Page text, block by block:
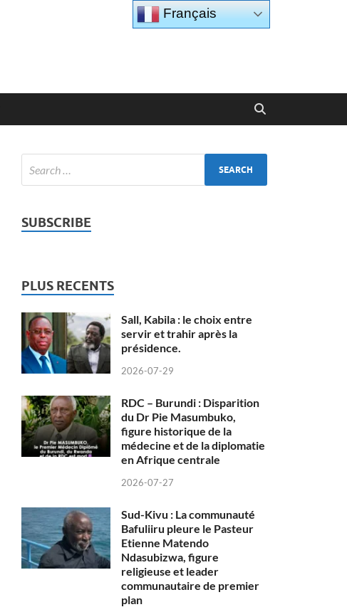
SUBSCRIBE
PLUS RECENTS
Sall, Kabila : le choix entre
servir et trahir après la
présidence.
2026-07-29
RDC – Burundi : Disparition
du Dr Pie Masumbuko,
figure historique de la
médecine et de la diplomatie
en Afrique centrale
2026-07-27
Sud-Kivu : La communauté
Bafuliiru pleure le Pasteur
Etienne Matendo
Ndasubizwa, figure
religieuse et leader
communautaire de premier
plan
Français